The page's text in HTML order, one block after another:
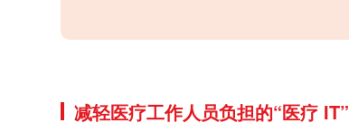
减轻医疗工作人员负担的“医疗 IT”